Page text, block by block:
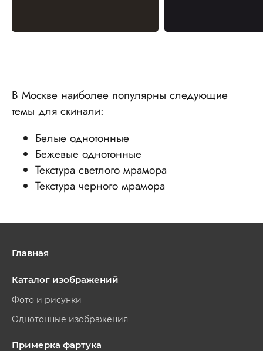
В Москве наиболее популярны следующие
темы для скинали:
Белые однотонные
Бежевые однотонные
Текстура светлого мрамора
Текстура черного мрамора
Главная
Каталог изображений
Фото и рисунки
Однотонные изображения
Примерка фартука